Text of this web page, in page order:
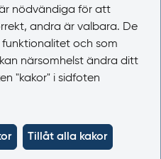
nödvändiga för att
andra är valbara. De
och som
närsomhelst ändra ditt
"kakor" i sidfoten
Tillåt alla kakor